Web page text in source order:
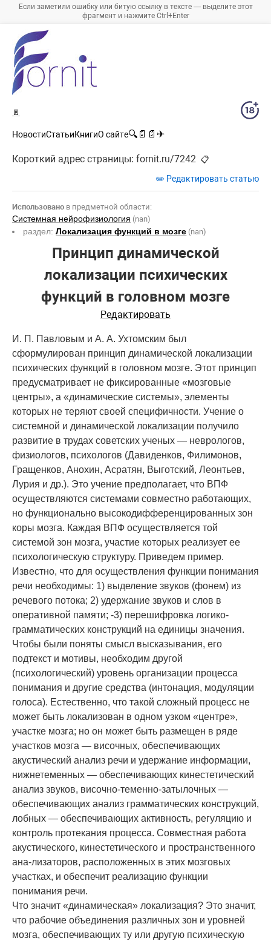
Если заметили ошибку или битую ссылку в тексте — выделите этот
фрагмент и нажмите Ctrl+Enter
🚪
НовостиСтатьиКнигиО сайте🔍 📄 📄 ✈
Короткий адрес страницы: fornit.ru/7242 📋
✏️ Редактировать статью
Использовано в предметной области:
Системная нейрофизиология (nan)
раздел:Локализация функций в мозге (nan)
Принцип динамической
локализации психических
функций в головном мозге
Редактировать
И. П. Павловым и А. А. Ухтомским был
сформулирован принцип динамической локализации
психических функций в головном мозге. Этот принцип
предусматривает не фиксированные «мозговые
центры», а «динамические системы», элементы
которых не теряют своей специфичности. Учение о
системной и динамической локализации получило
развитие в трудах советских ученых — неврологов,
физиологов, психологов (Давиденков, Филимонов,
Гращенков, Анохин, Асратян, Выготский, Леонтьев,
Лурия и др.). Это учение предполагает, что ВПФ
осуществляются системами совместно работающих,
но функционально высокодифференцированных зон
коры мозга. Каждая ВПФ осуществляется той
системой зон мозга, участие которых реализует ее
психологическую структуру. Приведем пример.
Известно, что для осуществления функции понимания
речи необходимы: 1) выделение звуков (фонем) из
речевого потока; 2) удержание звуков и слов в
оперативной памяти; -3) перешифровка логико-
грамматических конструкций на единицы значения.
Чтобы были поняты смысл высказывания, его
подтекст и мотивы, необходим другой
(психологический) уровень организации процесса
понимания и другие средства (интонация, модуляции
голоса). Естественно, что такой сложный процесс не
может быть локализован в одном узком «центре»,
участке мозга; но он может быть размещен в ряде
участков мозга — височных, обеспечивающих
акустический анализ речи и удержание информации,
нижнетеменных — обеспечивающих кинестетический
анализ звуков, височно-теменно-затылочных —
обеспечивающих анализ грамматических конструкций,
лобных — обеспечивающих активность, регуляцию и
контроль протекания процесса. Совместная работа
акустического, кинестетического и пространственного
ана-лизаторов, расположенных в этих мозговых
участках, и обеспечит реализацию функции
понимания речи.
Что значит «динамическая» локализация? Это значит,
что рабочие объединения различных зон и уровней
мозга, обеспечивающих ту или другую психическую